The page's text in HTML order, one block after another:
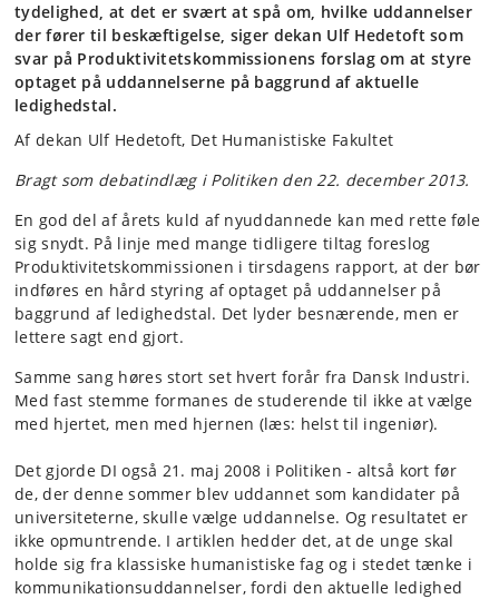
tydelighed, at det er svært at spå om, hvilke uddannelser
der fører til beskæftigelse, siger dekan Ulf Hedetoft som
svar på Produktivitetskommissionens forslag om at styre
optaget på uddannelserne på baggrund af aktuelle
ledighedstal.
Af dekan Ulf Hedetoft, Det Humanistiske Fakultet
Bragt som debatindlæg i Politiken den 22. december 2013.
En god del af årets kuld af nyuddannede kan med rette føle
sig snydt. På linje med mange tidligere tiltag foreslog
Produktivitetskommissionen i tirsdagens rapport, at der bør
indføres en hård styring af optaget på uddannelser på
baggrund af ledighedstal. Det lyder besnærende, men er
lettere sagt end gjort.
Samme sang høres stort set hvert forår fra Dansk Industri.
Med fast stemme formanes de studerende til ikke at vælge
med hjertet, men med hjernen (læs: helst til ingeniør).
Det gjorde DI også 21. maj 2008 i Politiken - altså kort før
de, der denne sommer blev uddannet som kandidater på
universiteterne, skulle vælge uddannelse. Og resultatet er
ikke opmuntrende. I artiklen hedder det, at de unge skal
holde sig fra klassiske humanistiske fag og i stedet tænke i
kommunikationsuddannelser, fordi den aktuelle ledighed